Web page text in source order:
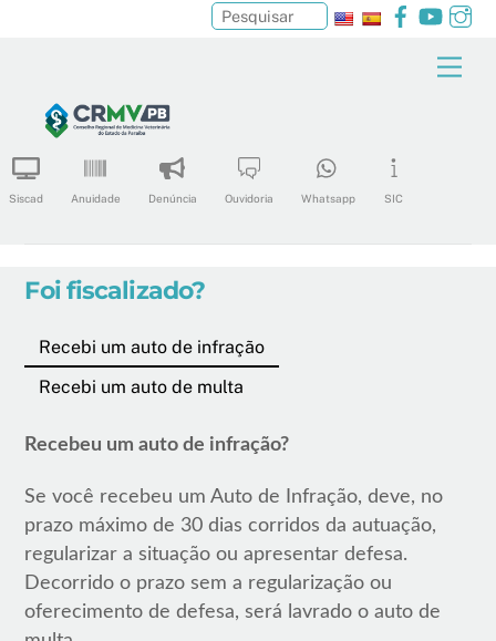
content
Facebook
Siscad Anuidade Denúncia Ouvidoria Whatsapp SIC
Pesquisar
Foi fiscalizado?
Recebi um auto de infração
Recebi um auto de multa
Recebeu um auto de infração?
Se você recebeu um Auto de Infração, deve, no
prazo máximo de 30 dias corridos da autuação,
regularizar a situação ou apresentar defesa.
Decorrido o prazo sem a regularização ou
oferecimento de defesa, será lavrado o auto de